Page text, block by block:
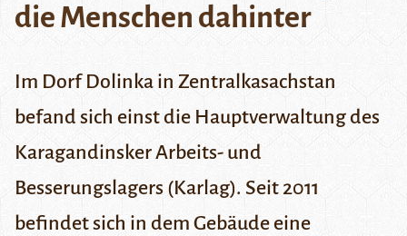
die Menschen dahinter
Im Dorf Dolinka in Zentralkasachstan
befand sich einst die Hauptverwaltung des
Karagandinsker Arbeits- und
Besserungslagers (Karlag). Seit 2011
befindet sich in dem Gebäude eine